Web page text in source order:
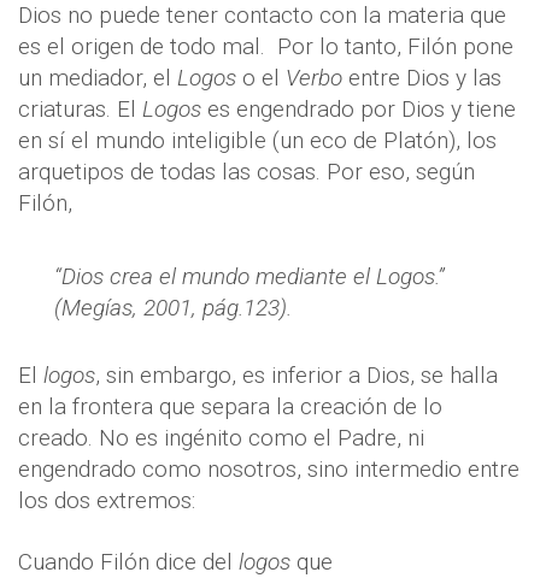
Dios no puede tener contacto con la materia que
es el origen de todo mal. Por lo tanto, Filón pone
un mediador, el Logos o el Verbo entre Dios y las
criaturas. El Logos es engendrado por Dios y tiene
en sí el mundo inteligible (un eco de Platón), los
arquetipos de todas las cosas. Por eso, según
Filón,
“Dios crea el mundo mediante el Logos.”
(Megías, 2001, pág.123).
El logos, sin embargo, es inferior a Dios, se halla
en la frontera que separa la creación de lo
creado. No es ingénito como el Padre, ni
engendrado como nosotros, sino intermedio entre
los dos extremos:
Cuando Filón dice del logos que